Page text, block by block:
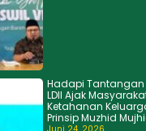
Hadapi Tantangan
LDII Ajak
Ketahanan
Prinsip Muzhid